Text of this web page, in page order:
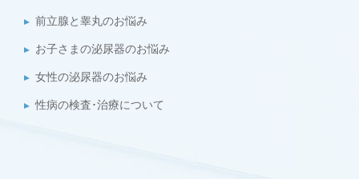
前立腺と睾丸のお悩み
お子さまの泌尿器のお悩み
女性の泌尿器のお悩み
性病の検査･治療について